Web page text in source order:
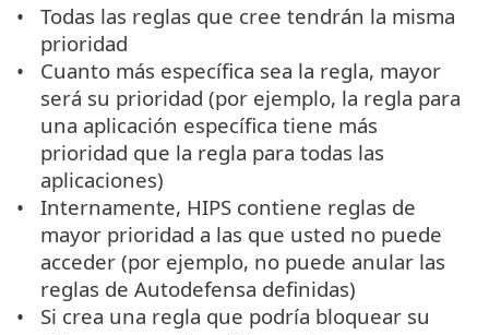
Todas las reglas que cree tendrán la misma
prioridad
Cuanto más específica sea la regla, mayor
será su prioridad (por ejemplo, la regla para
una aplicación específica tiene más
prioridad que la regla para todas las
aplicaciones)
Internamente, HIPS contiene reglas de
mayor prioridad a las que usted no puede
acceder (por ejemplo, no puede anular las
reglas de Autodefensa definidas)
Si crea una regla que podría bloquear su